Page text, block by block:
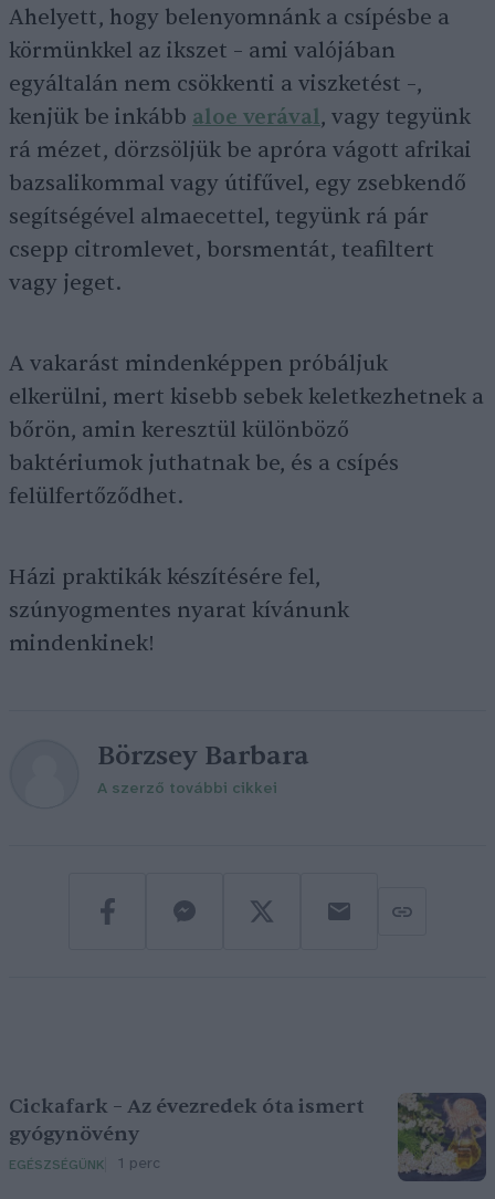
Ahelyett, hogy belenyomnánk a csípésbe a
körmünkkel az ikszet – ami valójában
egyáltalán nem csökkenti a viszketést –,
kenjük be inkább aloe verával, vagy tegyünk
rá mézet, dörzsöljük be apróra vágott afrikai
bazsalikommal vagy útifűvel, egy zsebkendő
segítségével almaecettel, tegyünk rá pár
csepp citromlevet, borsmentát, teafiltert
vagy jeget.
A vakarást mindenképpen próbáljuk
elkerülni, mert kisebb sebek keletkezhetnek a
bőrön, amin keresztül különböző
baktériumok juthatnak be, és a csípés
felülfertőződhet.
Házi praktikák készítésére fel,
szúnyogmentes nyarat kívánunk
mindenkinek!
Börzsey Barbara
A szerző további cikkei
Cickafark – Az évezredek óta ismert
gyógynövény
EGÉSZSÉGÜNK 1 perc